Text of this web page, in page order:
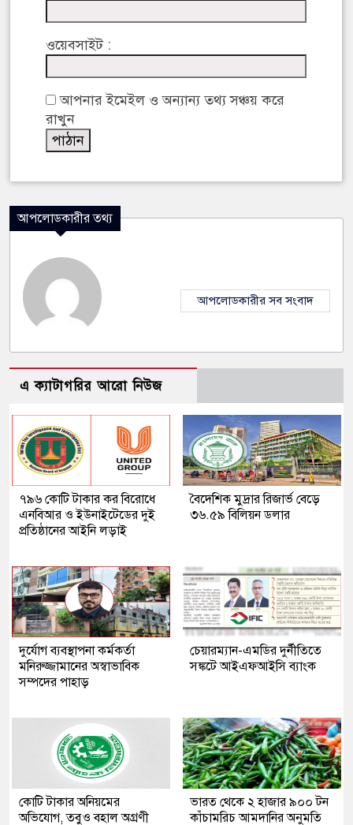
ওয়েবসাইট :
আপনার ইমেইল ও অন্যান্য তথ্য সঞ্চয় করে
রাখুন
আপলোডকারীর তথ্য
আপলোডকারীর সব সংবাদ
এ ক্যাটাগরির আরো নিউজ
৭৯৬ কোটি টাকার কর বিরোধে
এনবিআর ও ইউনাইটেডের দুই
প্রতিষ্ঠানের আইনি লড়াই
বৈদেশিক মুদ্রার রিজার্ভ বেড়ে
৩৬.৫৯ বিলিয়ন ডলার
দুর্যোগ ব্যবস্থাপনা কর্মকর্তা
মনিরুজ্জামানের অস্বাভাবিক
সম্পদের পাহাড়
চেয়ারম্যান-এমডির দুর্নীতিতে
সঙ্কটে আইএফআইসি ব্যাংক
কোটি টাকার অনিয়মের
অভিযোগ, তবুও বহাল অগ্রণী
ভারত থেকে ২ হাজার ৯০০ টন
কাঁচামরিচ আমদানির অনুমতি